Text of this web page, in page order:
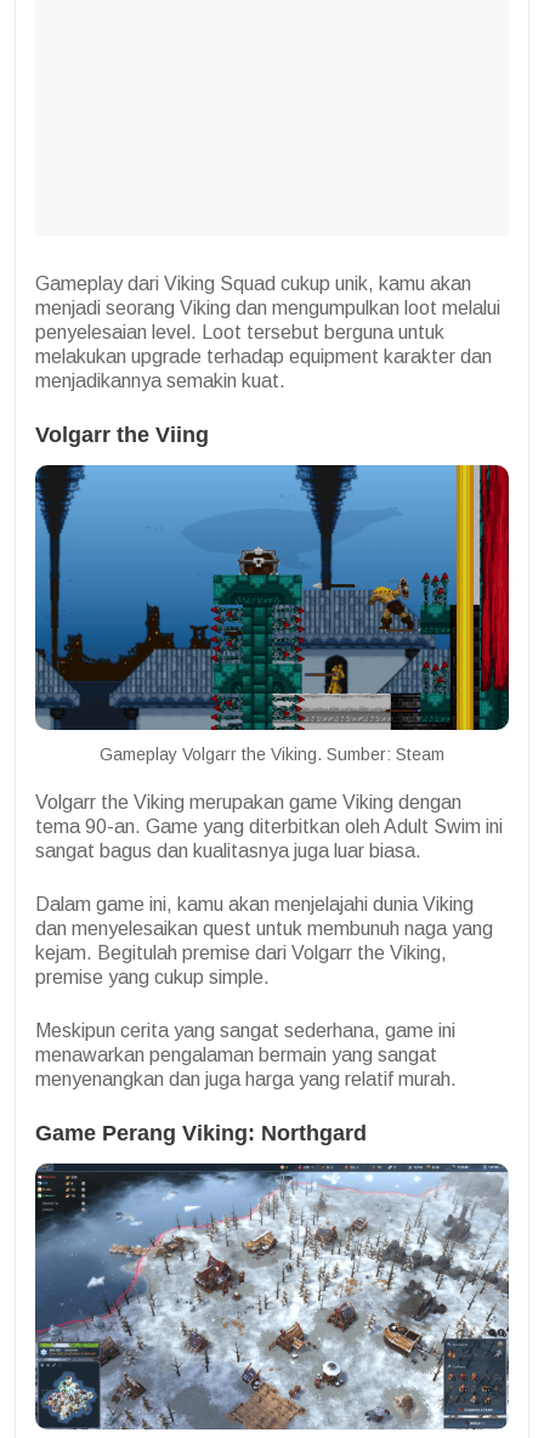
Gameplay dari Viking Squad cukup unik, kamu akan
menjadi seorang Viking dan mengumpulkan loot melalui
penyelesaian level. Loot tersebut berguna untuk
melakukan upgrade terhadap equipment karakter dan
menjadikannya semakin kuat.
Volgarr the Viing
Gameplay Volgarr the Viking. Sumber: Steam
Volgarr the Viking merupakan game Viking dengan
tema 90-an. Game yang diterbitkan oleh Adult Swim ini
sangat bagus dan kualitasnya juga luar biasa.
Dalam game ini, kamu akan menjelajahi dunia Viking
dan menyelesaikan quest untuk membunuh naga yang
kejam. Begitulah premise dari Volgarr the Viking,
premise yang cukup simple.
Meskipun cerita yang sangat sederhana, game ini
menawarkan pengalaman bermain yang sangat
menyenangkan dan juga harga yang relatif murah.
Game Perang Viking: Northgard